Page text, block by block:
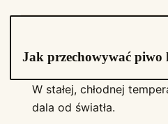
Jak przechowywać piwo
W stałej, chłodnej
dala od światła.